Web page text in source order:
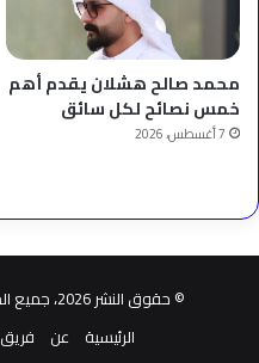
محمد صالح هشلان يقدم أهم
خمس نصائح لكل سائق
7 أغسطس، 2026
© حقوق النشر 2026، جميع الحقوق محفوظة لمجلة الفن |
الرئيسية
عن